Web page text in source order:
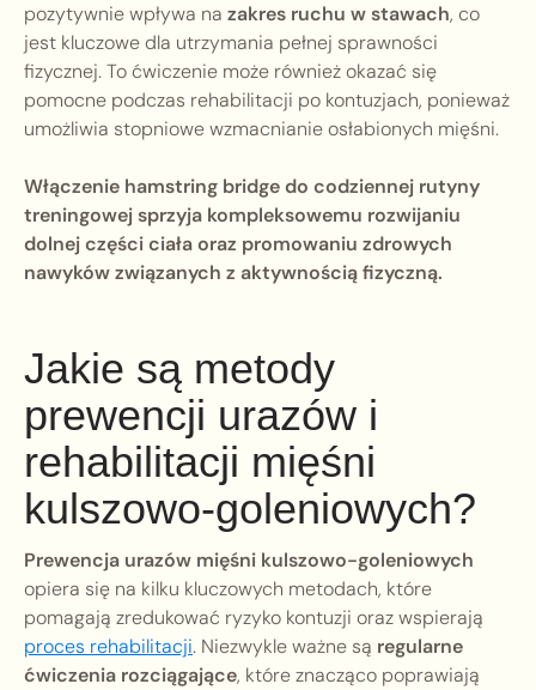
pozytywnie wpływa na zakres ruchu w stawach, co
jest kluczowe dla utrzymania pełnej sprawności
fizycznej. To ćwiczenie może również okazać się
pomocne podczas rehabilitacji po kontuzjach, ponieważ
umożliwia stopniowe wzmacnianie osłabionych mięśni.
Włączenie hamstring bridge do codziennej rutyny
treningowej sprzyja kompleksowemu rozwijaniu
dolnej części ciała oraz promowaniu zdrowych
nawyków związanych z aktywnością fizyczną.
Jakie są metody
prewencji urazów i
rehabilitacji mięśni
kulszowo-goleniowych?
Prewencja urazów mięśni kulszowo-goleniowych
opiera się na kilku kluczowych metodach, które
pomagają zredukować ryzyko kontuzji oraz wspierają
proces rehabilitacji. Niezwykle ważne są regularne
ćwiczenia rozciągające, które znacząco poprawiają